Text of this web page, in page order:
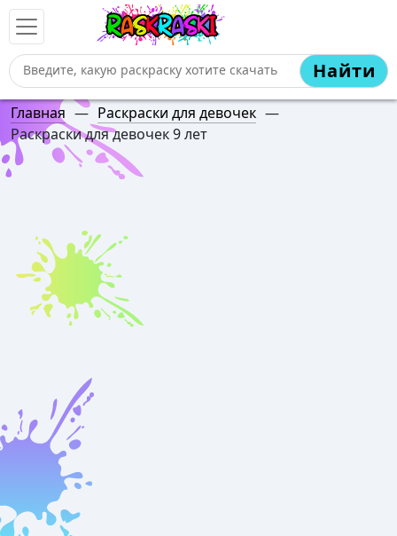
Найти
Главная — Раскраски для девочек —
Раскраски для девочек 9 лет